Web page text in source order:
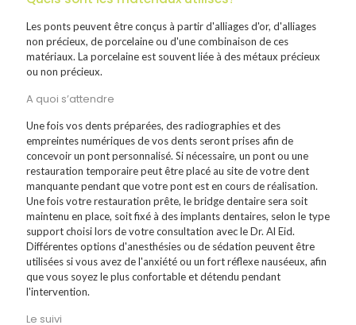
Les ponts peuvent être conçus à partir d'alliages d'or, d'alliages
non précieux, de porcelaine ou d'une combinaison de ces
matériaux. La porcelaine est souvent liée à des métaux précieux
ou non précieux.
A quoi s’attendre
Une fois vos dents préparées, des radiographies et des
empreintes numériques de vos dents seront prises afin de
concevoir un pont personnalisé. Si nécessaire, un pont ou une
restauration temporaire peut être placé au site de votre dent
manquante pendant que votre pont est en cours de réalisation.
Une fois votre restauration prête, le bridge dentaire sera soit
maintenu en place, soit fixé à des implants dentaires, selon le type
support choisi lors de votre consultation avec le Dr. Al Eid.
Différentes options d'anesthésies ou de sédation peuvent être
utilisées si vous avez de l'anxiété ou un fort réflexe nauséeux, afin
que vous soyez le plus confortable et détendu pendant
l'intervention.
Le suivi